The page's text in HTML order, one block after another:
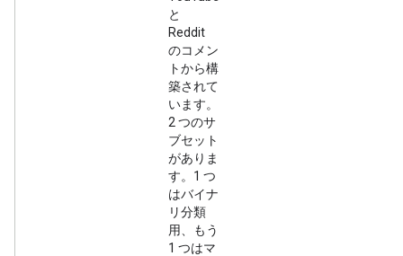
と
Reddit
のコメン
トから構
築されて
います。
2 つのサ
ブセット
がありま
す。1 つ
はバイナ
リ分類
用、もう
1 つはマ